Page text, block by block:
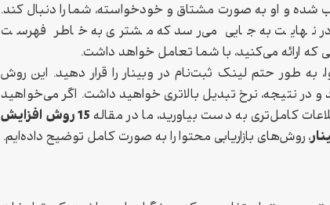
و او به صورت مشتاق و خودخواسته، شما را دنبال کند.
در نهایت به جایی می‌رسد که مشتری به خاطر فهرست
که ارائه می‌کنید، با شما تعامل خواهد داشت.
به طور حتم لینک ثبت‌نام در وبینار را قرار دهید. این روش
و در نتیجه، نرخ تبدیل بالاتری خواهید داشت. اگر می‌خواهید
کامل‌تری به دست بیاورید، ما در مقاله
15 روش افزایش
، روش‌‌های بازاریابی محتوا را به صورت کامل توضیح داده‌ایم.